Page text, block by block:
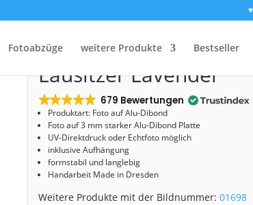
Fotoabzüge weitere Produkte Bestseller
(01698) Lausitzer Lavendel
Alu-Dibond (01698)
Lausitzer Lavendel
679 Bewertungen
Produktart: Foto auf Alu-Dibond
Foto auf 3 mm starker Alu-Dibond Platte
UV-Direktdruck oder Echtfoto möglich
inklusive Aufhängung
formstabil und langlebig
Handarbeit Made in Dresden
Weitere Produkte mit der Bildnummer:01698